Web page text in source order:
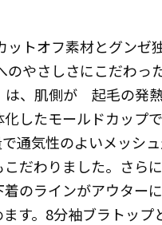
ットオフ素材とグンゼ
やさしさにこだわっ
、肌側が 起毛の発
したモールドカップ
通気性のよいメッシ
だわりました。さら
のラインがアウター
す。8分袖ブラトップ